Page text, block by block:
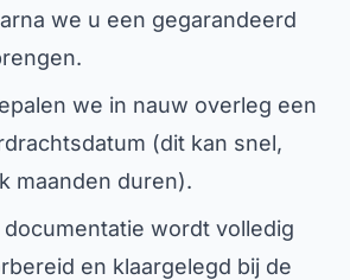
we u een gegarandeerd
we in nauw overleg een
(dit kan snel,
maanden duren).
wordt volledig
en klaargelegd bij de